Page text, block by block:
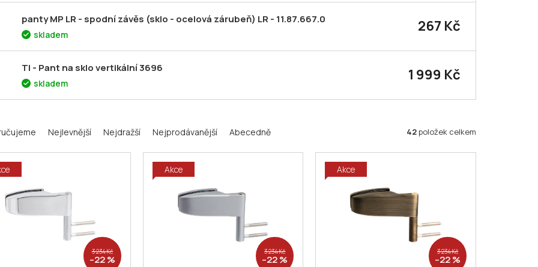
panty MP LR - spodní závěs (sklo - ocelová zárubeň) LR - 11.87.667.0
skladem 267 Kč
TI - Pant na sklo vertikální 3696
skladem 1 999 Kč
Nejlevnější Nejdražší Nejprodávanější Abecedně 42položek celkem
3 234 Kč
–22 %
Akce
3 234 Kč
–22 %
Akce
3 234 Kč
–22 %